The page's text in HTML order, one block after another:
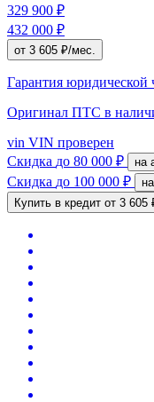
329 900 ₽
432 000 ₽
от 3 605 ₽/мес.
Гарантия юридической
Оригинал ПТС в
vin VIN проверен
Скидка до 80 000 ₽
Скидка до 100 000 ₽
Купить в кредит от 3 605